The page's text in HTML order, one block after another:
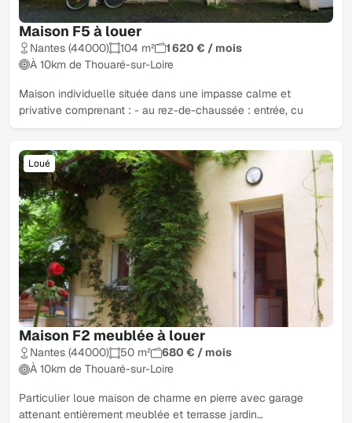
Maison F5 à louer
Nantes (44000) 104 m²
1 620 € / mois
À 10km de Thouaré-sur-Loire
Maison individuelle située dans une impasse calme et
privative comprenant : - au rez-de-chaussée : entrée, cu
Maison F2 meublée à louer
Loué
Nantes (44000) 50 m²
680 € / mois
À 10km de Thouaré-sur-Loire
Particulier loue maison de charme en pierre avec garage
attenant entièrement meublée et terrasse jardin…